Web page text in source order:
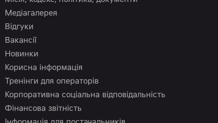
Медіагалерея
Відгуки
Вакансії
Новинки
Корисна інформація
Тренінги для операторів
Корпоративна соціальна відповідальність
Фінансова звітність